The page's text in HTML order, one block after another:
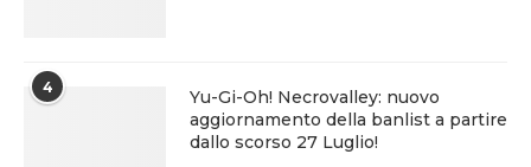
4
Yu-Gi-Oh! Necrovalley: nuovo
aggiornamento della banlist a partire
dallo scorso 27 Luglio!